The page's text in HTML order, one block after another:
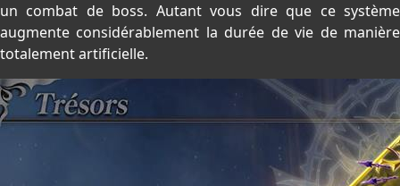
un combat de boss. Autant vous dire que ce système
augmente considérablement la durée de vie de manière
totalement artificielle.